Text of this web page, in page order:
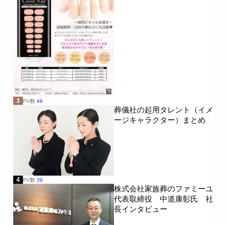
3 PV数 49
葬儀社の起用タレント（イメ
ージキャラクター）まとめ
4 PV数 39
株式会社家族葬のファミーユ
代表取締役 中道康彰氏 社
長インタビュー